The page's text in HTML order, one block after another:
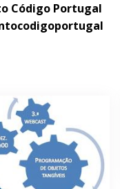
Código Portugal